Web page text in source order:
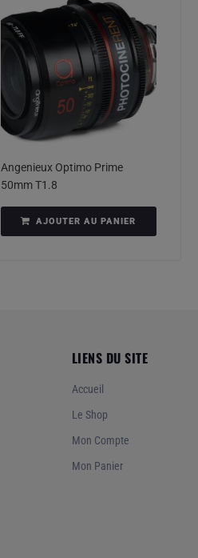
Angenieux Optimo Prime
50mm T1.8
AJOUTER AU PANIER
LIENS DU SITE
Accueil
Le Shop
Mon Compte
Mon Panier